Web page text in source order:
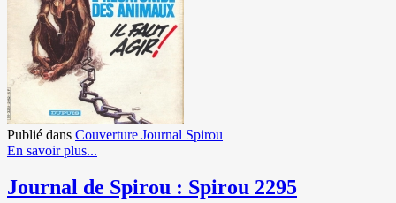
Publié dans Couverture Journal Spirou
En savoir plus...
Journal de Spirou : Spirou 2295